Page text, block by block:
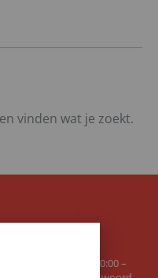
vinden wat je zoekt.
zaterdag tussen 10:00 –